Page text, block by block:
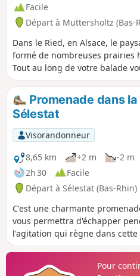
Facile
Départ à Muttersholtz (Bas-
Dans le Ried, en Alsace, le
formé de nombreuses prairies
Tout au long de votre balade
des tables de lecture qui vous
de comprendre l'histoire du
non praticable en cas
Promenade dans
Sélestat
Visorandonneur
8,65 km
+2 m
-2 m
2h 30
Facile
Départ à Sélestat (Bas-Rhin)
C'est une charmante
vous permettra d'échapper
l'agitation qui règne dans
été, vous y serez bien au frais,
Pour